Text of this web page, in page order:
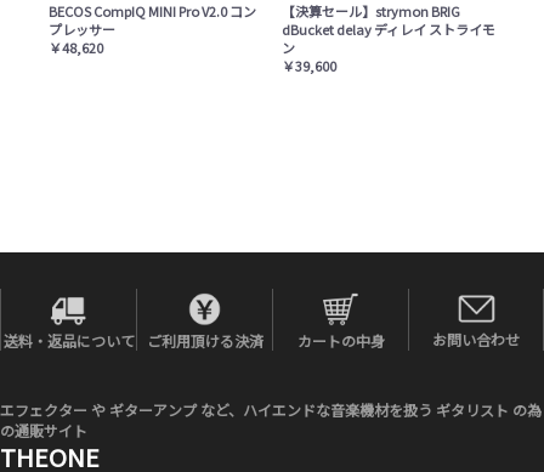
BECOS CompIQ MINI Pro V2.0 コン
プレッサー
￥48,620
【決算セール】strymon BRIG
dBucket delay ディレイ ストライモ
ン
￥39,600
送料・返品について ご利用頂ける決済 カートの中身 お問い合わせ
エフェクター や ギターアンプ など、ハイエンドな音楽機材を扱う ギタリスト の為
の通販サイト
THEONE